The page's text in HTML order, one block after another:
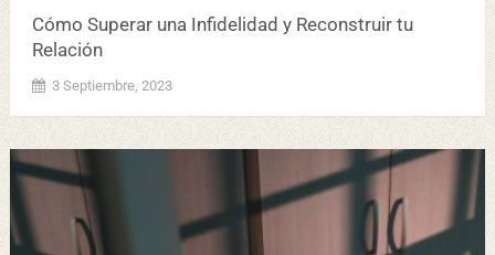
Cómo Superar una Infidelidad y Reconstruir tu
Relación
3 Septiembre, 2023